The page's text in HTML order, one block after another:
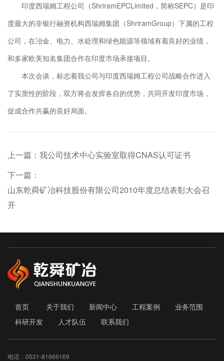
印度西瑞姆工程公司（ShriramEPCLimited，简称SEPC）是印
度最大的非银行融资机构西瑞姆集团（ShriramGroup）下属的工程
公司，在冶金、电力、水处理和绿色能源等领域有着良好的业绩，
和多家欧美知名集团合作在印度市场承接项目。
本次会谈，标志着我公司与印度西瑞姆工程公司战略合作进入
了实质性的阶段，双方将会发挥各自的优势，共同开发印度市场，
促成合作共赢的良好局面。
上一篇： 我公司技术中心实验室取得CNAS认可证书
下一篇：
山东乾舜矿冶科技股份有限公司2010年度总结表彰大会召
开
首页 关于我们 新闻中心 工程案例
业务范围
科研开发
人才队伍 联系我们
电话：0531-81666169